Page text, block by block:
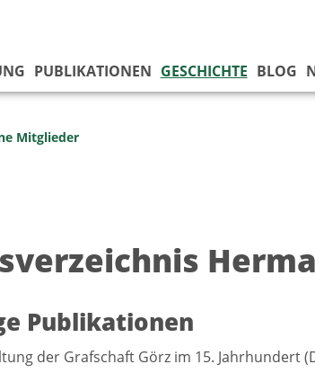
PUBLIKATIONEN GESCHICHTE BLOG
Mitglieder
Publikationen
der Grafschaft Görz im 15. Jahrhundert